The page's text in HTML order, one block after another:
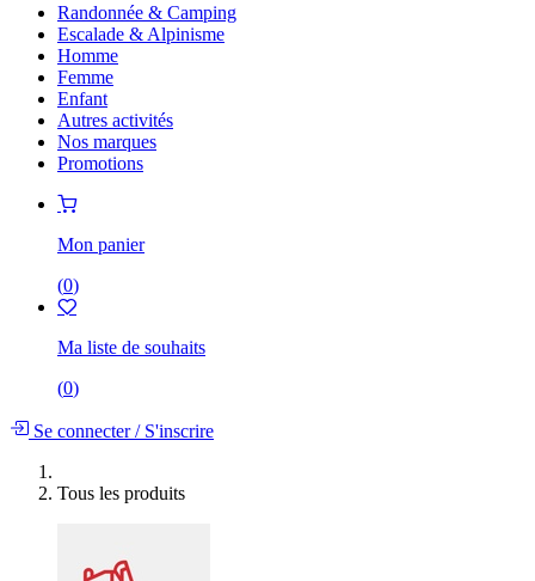
Randonnée & Camping
Escalade & Alpinisme
Homme
Femme
Enfant
Autres activités
Nos marques
Promotions
Mon panier
(0)
Ma liste de souhaits
(0)
Se connecter/S'inscrire
Tous les produits